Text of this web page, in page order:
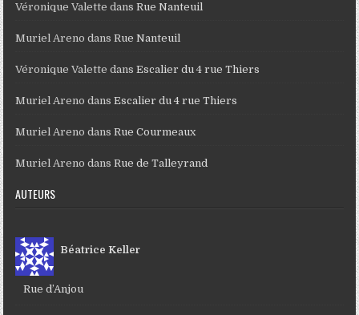
Véronique Valette dansRue Nanteuil
Muriel Areno dansRue Nanteuil
Véronique Valette dansEscalier du 4 rue Thiers
Muriel Areno dansEscalier du 4 rue Thiers
Muriel Areno dansRue Courmeaux
Muriel Areno dansRue de Talleyrand
AUTEURS
Béatrice Keller
Rue d’Anjou